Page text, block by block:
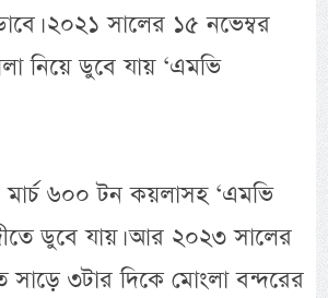
২০২১ সালের ১৫ নভেম্বর
নিয়ে ডুবে যায় ‘এমভি
৬০০ টন কয়লাসহ ‘এমভি
ডুবে যায়। আর ২০২৩ সালের
সাড়ে ৩টার দিকে মোংলা বন্দরের